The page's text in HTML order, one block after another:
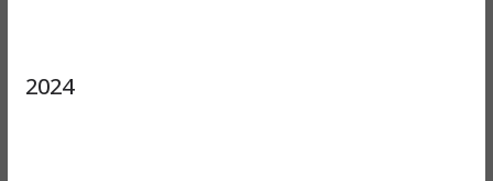
2024